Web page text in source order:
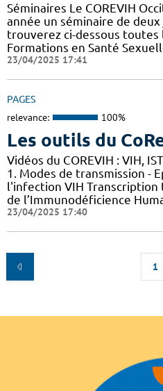
Séminaires Le COREVIH
année un séminaire de
trouverez ci-dessous
Formations en Santé
23/04/2025 17:41
PAGES
relevance: 100%
Les outils du
Vidéos du COREVIH : VIH,
1. Modes de transmission -
l'infection VIH Transcription
de l’Immunodéficience
23/04/2025 17:40
1